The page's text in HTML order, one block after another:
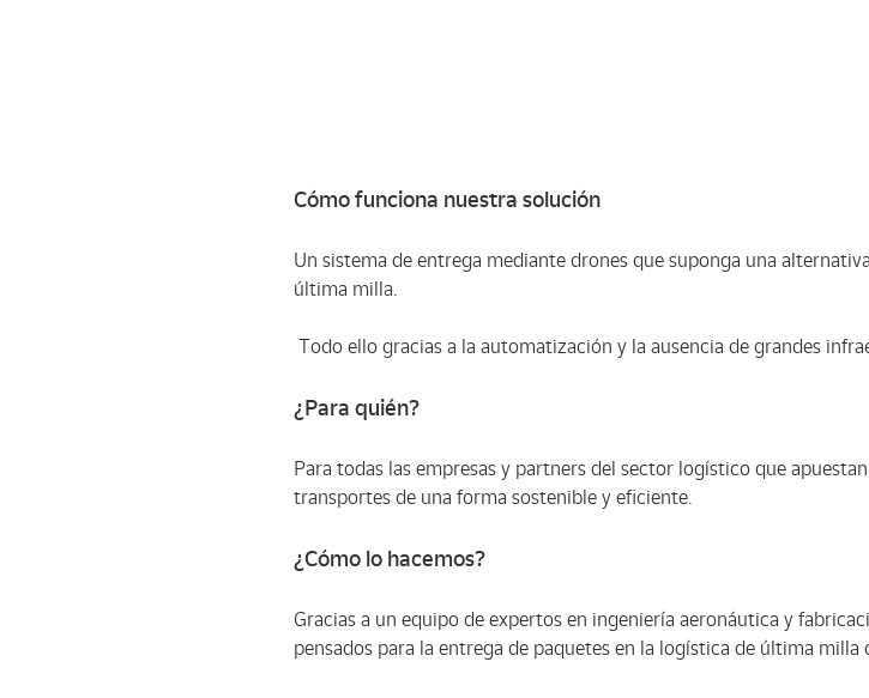
Cómo funciona nuestra solución
Un sistema de entrega mediante drones que suponga una
última milla.
Todo ello gracias a la automatización y la ausencia de grandes
¿Para quién?
Para todas las empresas y partners del sector logístico que
transportes de una forma sostenible y eficiente.
¿Cómo lo hacemos?
Gracias a un equipo de expertos en ingeniería aeronáutica y
pensados para la entrega de paquetes en la logística de última